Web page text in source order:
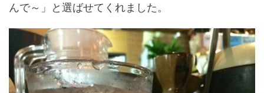
んで～」と選ばせてくれました。